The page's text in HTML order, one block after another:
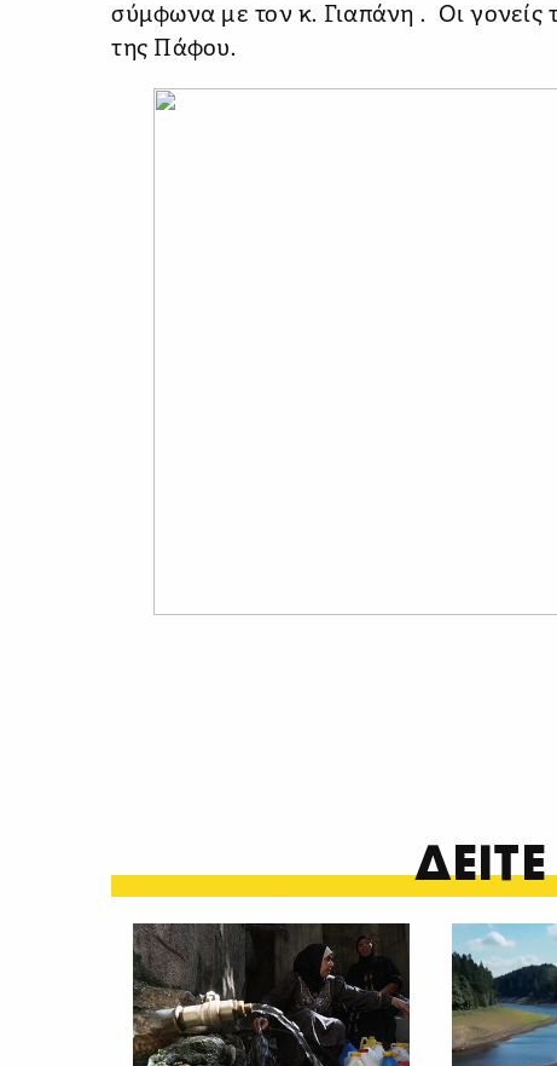
σύμφωνα με τον κ. Γιαπάνη . Οι γονείς
της Πάφου.